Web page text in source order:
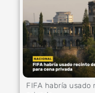
FIFA habría usado